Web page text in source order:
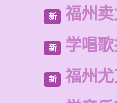
新 福州
新 学唱
新 福州